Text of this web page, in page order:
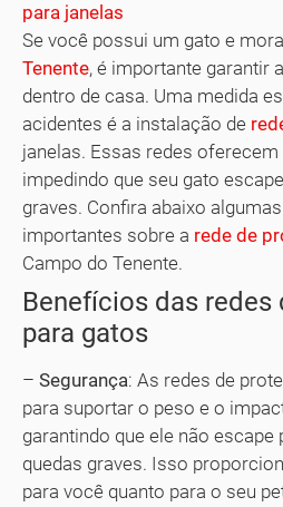
para janelas
Se você possui um gato e
Tenente, é importante garantir
dentro de casa. Uma medida
acidentes é a instalação de
janelas. Essas redes
impedindo que seu gato
graves. Confira abaixo
importantes sobre a rede de
Campo do Tenente.
Benefícios das redes
para gatos
– Segurança: As redes de
para suportar o peso e o
garantindo que ele não escape
quedas graves. Isso
para você quanto para o seu